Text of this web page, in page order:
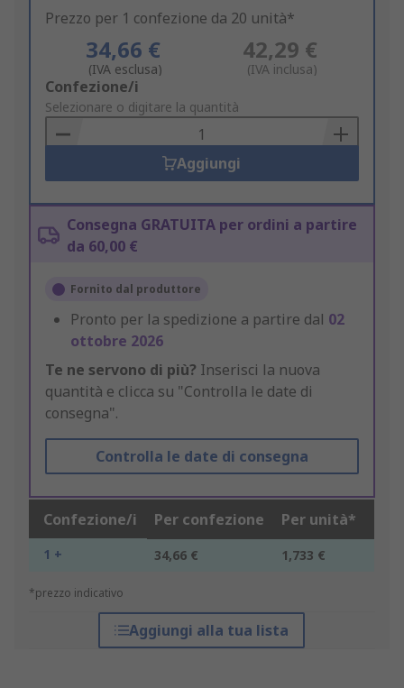
Prezzo per 1 confezione da 20 unità*
34,66 €
(IVA esclusa)
42,29 €
(IVA inclusa)
Add
to
Basket
Confezione/i
Selezionare o digitare la quantità
Aggiungi
Consegna GRATUITA per ordini a partire
da 60,00 €
Fornito dal produttore
Pronto per la spedizione a partire dal 02
ottobre 2026
Te ne servono di più? Inserisci la nuova
quantità e clicca su "Controlla le date di
consegna".
Controlla le date di consegna
Confezione/i Per confezione Per unità*
1 + 34,66 € 1,733 €
*prezzo indicativo
Aggiungi alla tua lista